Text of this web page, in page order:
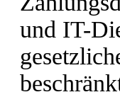
und IT-